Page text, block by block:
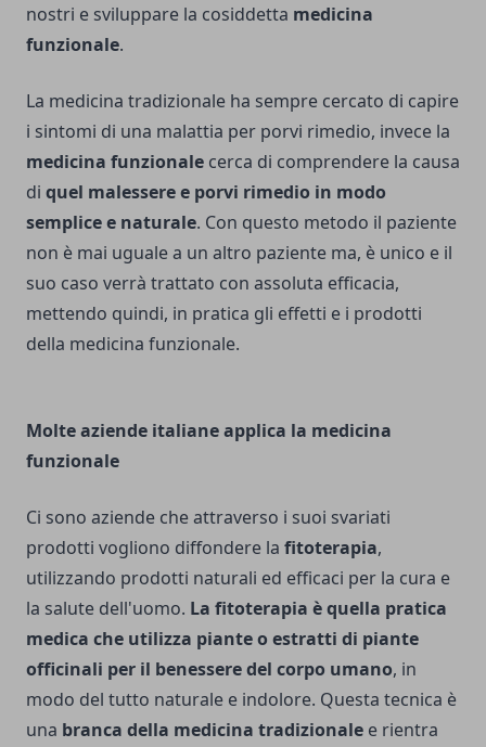
nostri e sviluppare la cosiddetta medicina
funzionale.
La medicina tradizionale ha sempre cercato di capire
i sintomi di una malattia per porvi rimedio, invece la
medicina funzionale cerca di comprendere la causa
di quel malessere e porvi rimedio in modo
semplice e naturale. Con questo metodo il paziente
non è mai uguale a un altro paziente ma, è unico e il
suo caso verrà trattato con assoluta efficacia,
mettendo quindi, in pratica gli effetti e i prodotti
della medicina funzionale.
Molte aziende italiane applica la medicina
funzionale
Ci sono aziende che attraverso i suoi svariati
prodotti vogliono diffondere la fitoterapia,
utilizzando prodotti naturali ed efficaci per la cura e
la salute dell'uomo. La fitoterapia è quella pratica
medica che utilizza piante o estratti di piante
officinali per il benessere del corpo umano, in
modo del tutto naturale e indolore. Questa tecnica è
una branca della medicina tradizionale e rientra